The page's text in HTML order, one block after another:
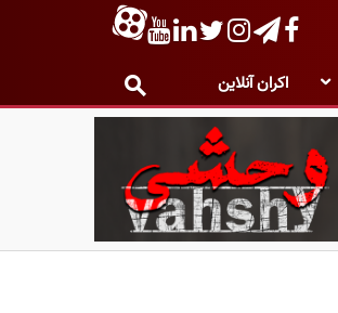
اکران آنلاین